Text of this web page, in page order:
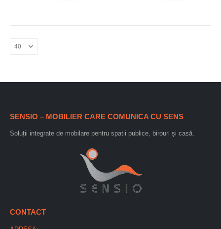
SENSIO – MOBILIER CARE COMUNICA CU SENS
Soluții integrate de mobilare pentru spatii publice, birouri și casă.
CONTACT